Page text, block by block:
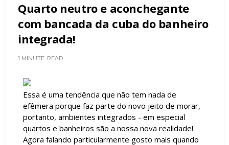
Quarto neutro e aconchegante
com bancada da cuba do banheiro
integrada!
1 MINUTE READ
Essa é uma tendência que não tem nada de
efêmera porque faz parte do novo jeito de morar,
portanto, ambientes integrados - em especial
quartos e banheiros são a nossa nova realidade!
Agora falando particularmente gosto mais quando